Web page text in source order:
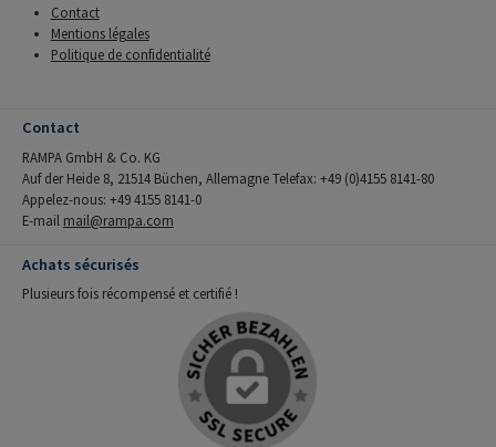
Contact
Mentions légales
Politique de confidentialité
Contact
RAMPA GmbH & Co. KG
Auf der Heide 8, 21514 Büchen, Allemagne Telefax: +49 (0)4155 8141-80
Appelez-nous: +49 4155 8141-0
E-mail mail@rampa.com
Achats sécurisés
Plusieurs fois récompensé et certifié !